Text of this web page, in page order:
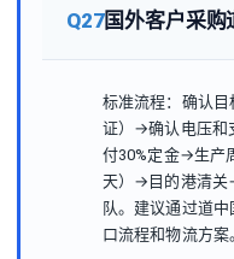
Q27国外客户采购
标准流程：确认目
证）→确认电压和
付30%定金→生产
天）→目的港清关
队。建议通过道
口流程和物流方案